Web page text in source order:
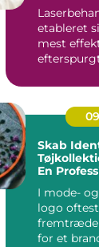
etableret
mest
Skab
En
I mode-
logo
for et